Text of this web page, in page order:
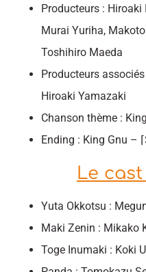
Producteurs :
Murai Yuriha,
Toshihiro Maeda
Producteurs
Hiroaki Yamazaki
Chanson thème :
Ending : King Gnu –
Le
Yuta Okkotsu :
Maki Zenin : Mikako
Toge Inumaki : Koki